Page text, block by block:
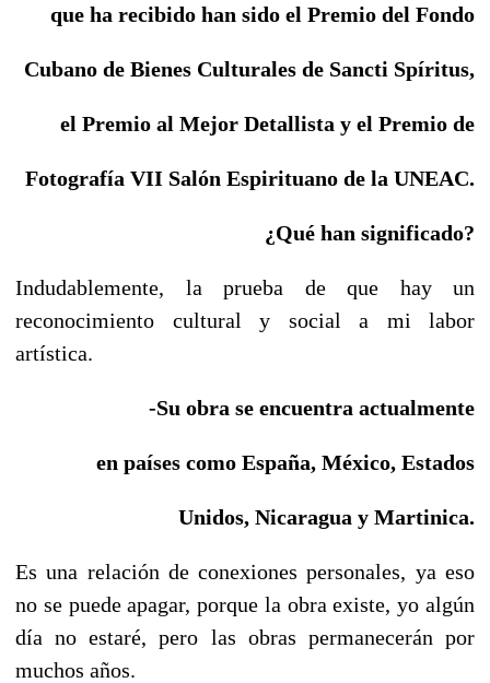
que ha recibido han sido el Premio del Fondo
Cubano de Bienes Culturales de Sancti Spíritus,
el Premio al Mejor Detallista y el Premio de
Fotografía VII Salón Espirituano de la UNEAC.
¿Qué han significado?
Indudablemente, la prueba de que hay un
reconocimiento cultural y social a mi labor
artística.
-Su obra se encuentra actualmente
en países como España, México, Estados
Unidos, Nicaragua y Martinica.
Es una relación de conexiones personales, ya eso
no se puede apagar, porque la obra existe, yo algún
día no estaré, pero las obras permanecerán por
muchos años.